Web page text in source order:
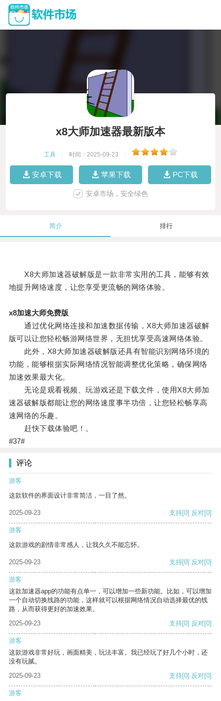
x8大师加速器最新版本
工具 时间：2025-09-23
安卓下载 苹果下载 PC下载
安卓市场，安全绿色
简介 排行
X8大师加速器破解版是一款非常实用的工具，能够有效
地提升网络速度，让您享受更流畅的网络体验。
x8加速大师免费版
通过优化网络连接和加速数据传输，X8大师加速器破解
版可以让您轻松畅游网络世界，无担忧享受高速网络体验。
此外，X8大师加速器破解版还具有智能识别网络环境的
功能，能够根据实际网络情况智能调整优化策略，确保网络
加速效果最大化。
无论是观看视频、玩游戏还是下载文件，使用X8大师加
速器破解版都能让您的网络速度事半功倍，让您轻松畅享高
速网络的乐趣。
赶快下载体验吧！。
#37#
评论
游客
这款软件的界面设计非常简洁，一目了然。
2025-09-23 支持[0] 反对[0]
游客
这款游戏的剧情非常感人，让我久久不能忘怀。
2025-09-23 支持[0] 反对[0]
游客
这款加速器app的功能有点单一，可以增加一些新功能。比如，可以增加
一个自动切换线路的功能，这样就可以根据网络情况自动选择最优的线
路，从而获得更好的加速效果。
2025-09-23
支持[0] 反对[0]
游客
这款游戏非常好玩，画面精美，玩法丰富。我已经玩了好几个小时，还
没有玩腻。
2025-09-23
支持[0] 反对[0]
游客